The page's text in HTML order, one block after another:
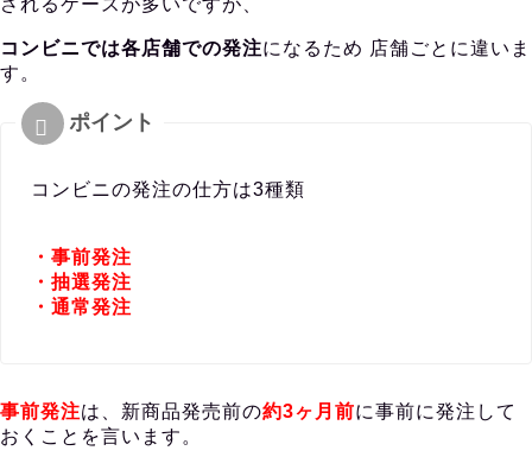
コンビニでは各店舗での発注になるため 店舗ごとに違いま
す。
コンビニの発注の仕方は3種類
・事前発注
・抽選発注
・通常発注
事前発注は、新商品発売前の約3ヶ月前に事前に発注して
おくことを言います。